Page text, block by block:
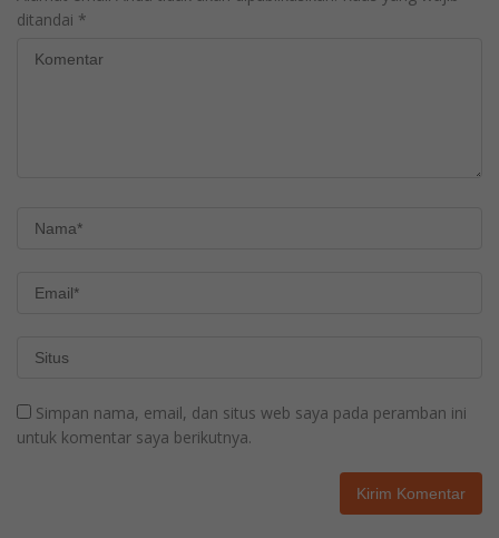
ditandai *
Simpan nama, email, dan situs web saya pada peramban ini
untuk komentar saya berikutnya.